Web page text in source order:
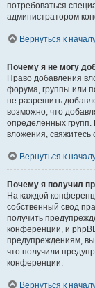
потребоваться
администратором
Вернуться к
Почему я не могу
Право добавления
форума, группы или
не разрешить
возможно, что
определённых
вложения,
Вернуться к
Почему я получил
На каждой
собственный свод
получить
конференции, и
предупреждениям,
что получили
конференции.
Вернуться к